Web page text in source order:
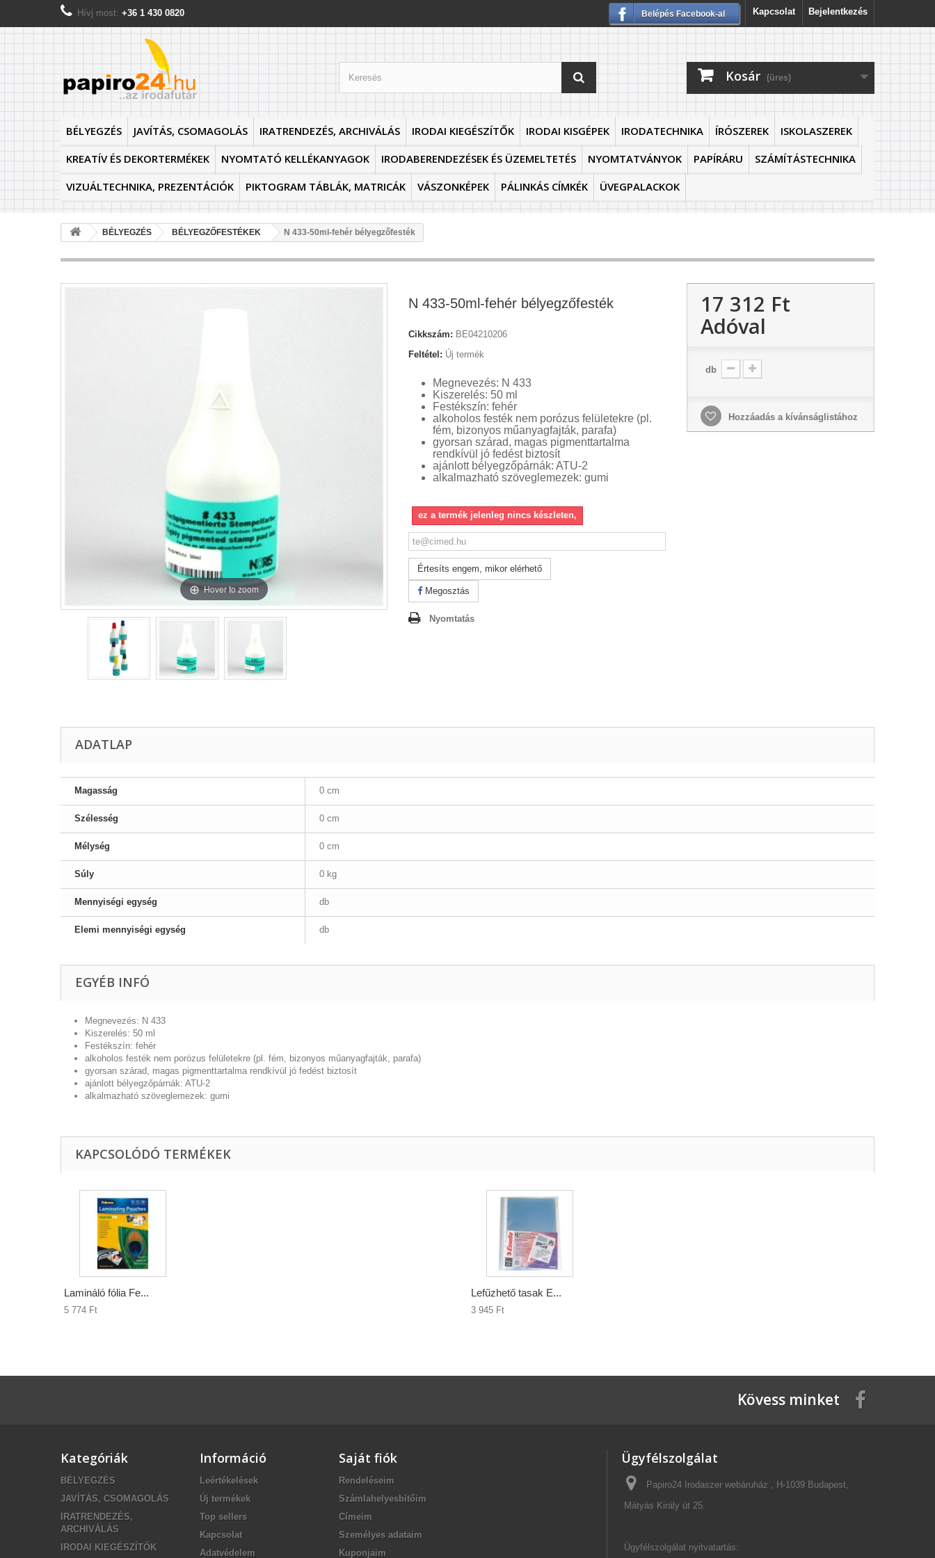
Bejelentkezés
Kapcsolat
Hívj most: +36 1 430 0820 Belépés Facebook-al
Kosár (üres)
BÉLYEGZÉS JAVÍTÁS, CSOMAGOLÁS IRATRENDEZÉS, ARCHIVÁLÁS IRODAI KIEGÉSZÍTŐK IRODAI KISGÉPEK IRODATECHNIKA ÍRÓSZEREK
ISKOLASZEREK
KREATÍV ÉS DEKORTERMÉKEK
NYOMTATÓ KELLÉKANYAGOK IRODABERENDEZÉSEK ÉS ÜZEMELTETÉS NYOMTATVÁNYOK PAPÍRÁRU
SZÁMÍTÁSTECHNIKA
VIZUÁLTECHNIKA, PREZENTÁCIÓK
PIKTOGRAM TÁBLÁK, MATRICÁK VÁSZONKÉPEK PÁLINKÁS CÍMKÉK ÜVEGPALACKOK
BÉLYEGZÉS BÉLYEGZŐFESTÉKEK N 433-50ml-fehér bélyegzőfesték
Hover to zoom
N 433-50ml-fehér bélyegzőfesték
Cikkszám: BE04210206
Feltétel: Új termék
Megnevezés: N 433
Kiszerelés: 50 ml
Festékszín: fehér
alkoholos festék nem porózus felületekre (pl.
fém, bizonyos műanyagfajták, parafa)
gyorsan szárad, magas pigmenttartalma
rendkívül jó fedést biztosít
ajánlott bélyegzőpárnák: ATU-2
alkalmazható szöveglemezek: gumi
ez a termék jelenleg nincs készleten,
Értesíts engem, mikor elérhető
Megosztás
Nyomtatás
17 312 Ft‎
Adóval
db
Hozzáadás a kívánságlistához
ADATLAP
Magasság 0 cm
Szélesség 0 cm
Mélység 0 cm
Súly 0 kg
Mennyiségi egység db
Elemi mennyiségi egység db
EGYÉB INFÓ
Megnevezés: N 433
Kiszerelés: 50 ml
Festékszín: fehér
alkoholos festék nem porózus felületekre (pl. fém, bizonyos műanyagfajták, parafa)
gyorsan szárad, magas pigmenttartalma rendkívül jó fedést biztosít
ajánlott bélyegzőpárnák: ATU-2
alkalmazható szöveglemezek: gumi
KAPCSOLÓDÓ TERMÉKEK
Lamináló fólia Fe...
5 774 Ft‎
Lefűzhető tasak E...
3 945 Ft‎
Kövess minket
Kategóriák
BÉLYEGZÉS
JAVÍTÁS, CSOMAGOLÁS
IRATRENDEZÉS,
ARCHIVÁLÁS
IRODAI KIEGÉSZÍTŐK
Információ
Leértékelések
Új termékek
Top sellers
Kapcsolat
Adatvédelem
Saját fiók
Rendeléseim
Számlahelyesbítőim
Címeim
Személyes adataim
Kuponjaim
Ügyfélszolgálat
Papiro24 Irodaszer webáruház , H-1039 Budapest,
Mátyás Király út 25.
Ügyfélszolgálat nyitvatartás: